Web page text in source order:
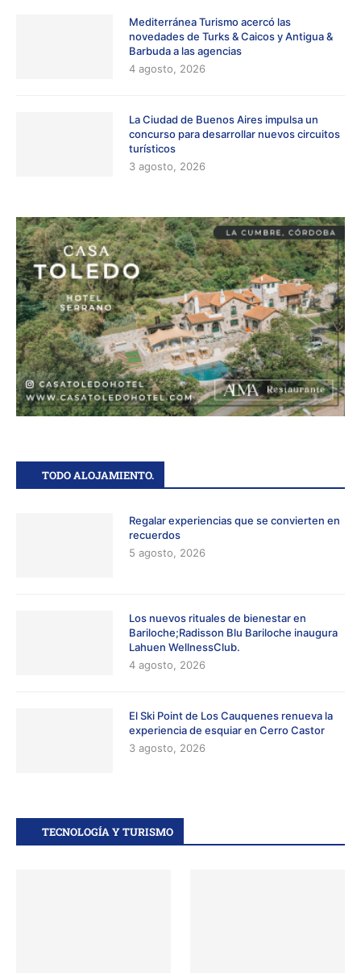
Mediterránea Turismo acercó las
novedades de Turks & Caicos y Antigua &
Barbuda a las agencias
4 agosto, 2026
La Ciudad de Buenos Aires impulsa un
concurso para desarrollar nuevos circuitos
turísticos
3 agosto, 2026
TODO ALOJAMIENTO.
Regalar experiencias que se convierten en
recuerdos
5 agosto, 2026
Los nuevos rituales de bienestar en
Bariloche;Radisson Blu Bariloche inaugura
Lahuen WellnessClub.
4 agosto, 2026
El Ski Point de Los Cauquenes renueva la
experiencia de esquiar en Cerro Castor
3 agosto, 2026
TECNOLOGÍA Y TURISMO